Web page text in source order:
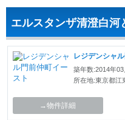
エルスタンザ清澄白河
築年数:2014年
所在地:東京都江
→物件詳細